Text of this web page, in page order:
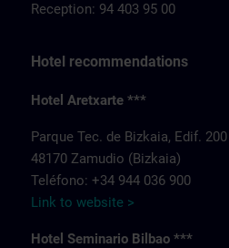
Reception: 94 403 95 00
Hotel recommendations
Hotel Aretxarte ***
Parque Tec. de Bizkaia, Edif. 200
48170 Zamudio (Bizkaia)
Teléfono: +34 944 036 900
Link to website >
Hotel Seminario Bilbao ***